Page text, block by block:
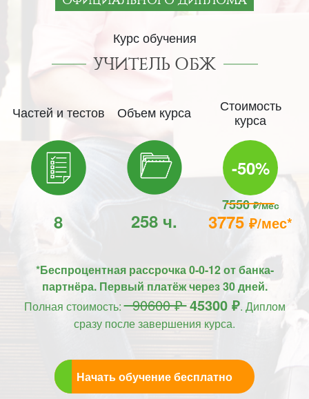
Курс обучения
УЧИТЕЛЬ ОБЖ
Частей и тестов
8
Объем курса
258 ч.
Стоимость
курса
-50%
7550₽/мес
3775₽/мес*
*Беспроцентная рассрочка 0-0-12 от банка-
партнёра. Первый платёж через 30 дней.
Полная стоимость:90600 ₽45300 ₽. Диплом
сразу после завершения курса.
Начать обучение бесплатно